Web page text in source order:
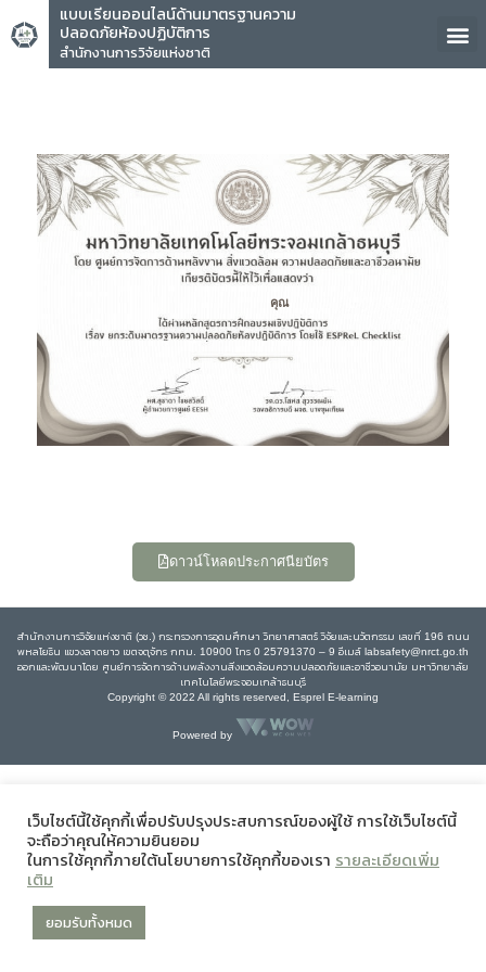
แบบเรียนออนไลน์ด้านมาตรฐานความ
ปลอดภัยห้องปฏิบัติการ
สำนักงานการวิจัยแห่งชาติ
คุณ
ดาวน์โหลดประกาศนียบัตร
สำนักงานการวิจัยแห่งชาติ (วช.) กระทรวงการอุดมศึกษา วิทยาศาสตร์ วิจัยและนวัตกรรม เลขที่ 196 ถนน
พหลโยธิน แขวงลาดยาว เขตจตุจักร กทม. 10900 โทร 0 25791370 – 9 อีเมล์ labsafety@nrct.go.th
ออกและพัฒนาโดย ศูนย์การจัดการด้านพลังงานสิ่งแวดล้อมความปลอดภัยและอาชีวอนามัย มหาวิทยาลัย
เทคโนโลยีพระจอมเกล้าธนบุรี
Copyright © 2022 All rights reserved, Esprel E-learning
Powered by
เว็บไซต์นี้ใช้คุกกี้เพื่อปรับปรุงประสบการณ์ของผู้ใช้ การใช้เว็บไซต์นี้
จะถือว่าคุณให้ความยินยอม
ในการใช้คุกกี้ภายใต้นโยบายการใช้คุกกี้ของเรา รายละเอียดเพิ่ม
เติม
ยอมรับทั้งหมด